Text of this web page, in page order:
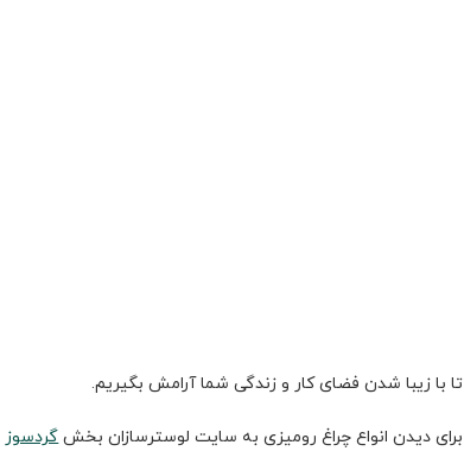
تا با زیبا شدن فضای کار و زندگی شما آرامش بگیریم.
برای دیدن انواع چراغ رومیزی به سایت لوسترسازان بخشگردسوز